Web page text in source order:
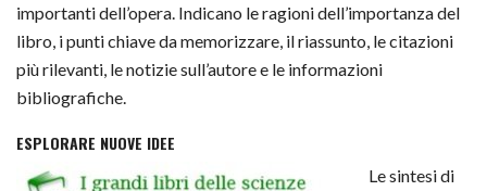
importanti dell’opera. Indicano le ragioni dell’importanza del
libro, i punti chiave da memorizzare, il riassunto, le citazioni
più rilevanti, le notizie sull’autore e le informazioni
bibliografiche.
ESPLORARE NUOVE IDEE
Le sintesi di